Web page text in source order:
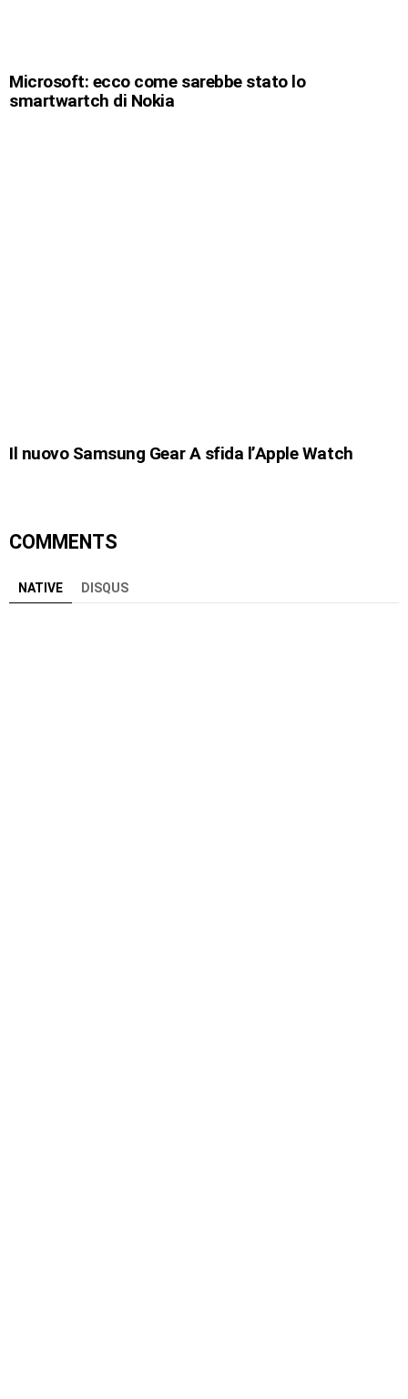
Microsoft: ecco come sarebbe stato lo
smartwartch di Nokia
Il nuovo Samsung Gear A sfida l’Apple Watch
COMMENTS
NATIVE DISQUS